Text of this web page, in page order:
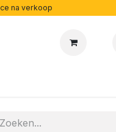
na verkoop